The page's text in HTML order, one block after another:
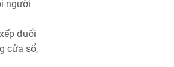
người
đuổi
cửa sổ,